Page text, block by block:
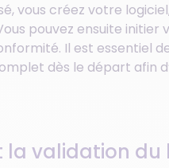
vous créez votre
pouvez ensuite
Il est essentiel
dès le départ afin
la validation du